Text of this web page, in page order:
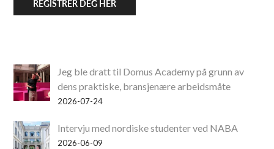
REGISTRER DEG HER
Jeg ble dratt til Domus Academy på grunn av
dens praktiske, bransjenære arbeidsmåte
2026-07-24
Intervju med nordiske studenter ved NABA
2026-06-09